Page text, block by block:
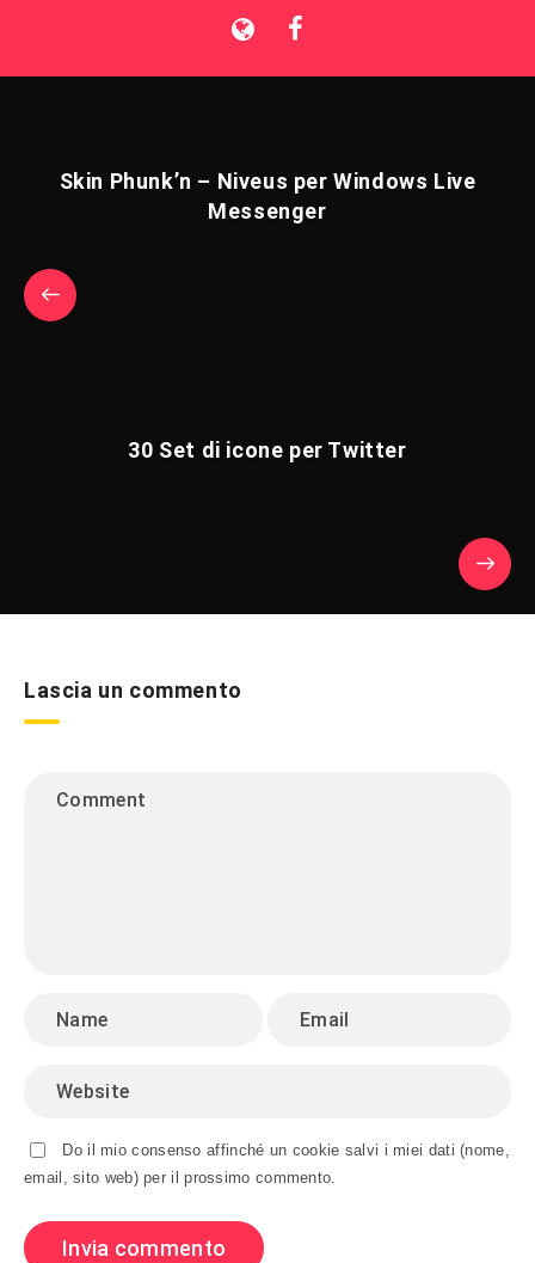
Skin Phunk’n – Niveus per Windows Live
Messenger
30 Set di icone per Twitter
Lascia un commento
Do il mio consenso affinché un cookie salvi i miei dati (nome,
email, sito web) per il prossimo commento.